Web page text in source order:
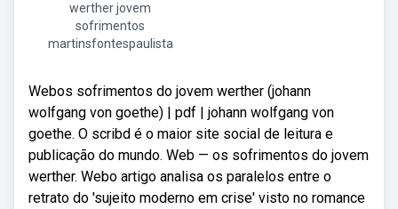
werther jovem
sofrimentos
martinsfontespaulista
Webos sofrimentos do jovem werther (johann
wolfgang von goethe) | pdf | johann wolfgang von
goethe. O scribd é o maior site social de leitura e
publicação do mundo. Web — os sofrimentos do jovem
werther. Webo artigo analisa os paralelos entre o
retrato do 'sujeito moderno em crise' visto no romance